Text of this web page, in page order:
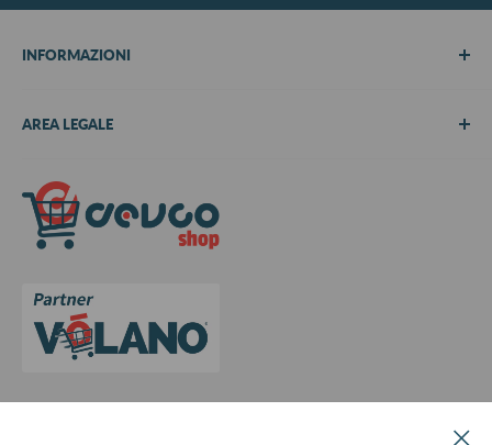
INFORMAZIONI
Metodi di pagamento
Richiedi preventivo
Contattaci
AREA LEGALE
Informativa su resi e rimborsi
Privacy Policy
Aggiorna le preferenze sui cookie